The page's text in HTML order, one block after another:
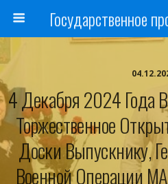
4 Декабря 2024 Года
Торжественное
Доски Выпускнику,
Военной Операции